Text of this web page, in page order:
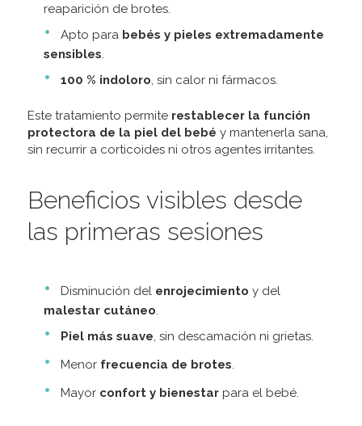
reaparición de brotes.
Apto para bebés y pieles extremadamente
sensibles.
100 % indoloro, sin calor ni fármacos.
Este tratamiento permite restablecer la función
protectora de la piel del bebé y mantenerla sana,
sin recurrir a corticoides ni otros agentes irritantes.
Beneficios visibles desde
las primeras sesiones
Disminución del enrojecimiento y del
malestar cutáneo.
Piel más suave, sin descamación ni grietas.
Menor frecuencia de brotes.
Mayor confort y bienestar para el bebé.